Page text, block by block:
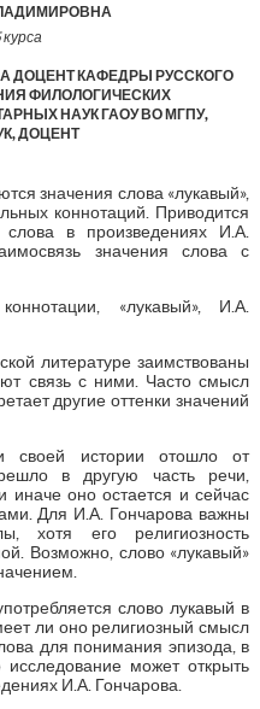
ДОЦЕНТ КАФЕДРЫ РУССКОГО
ФИЛОЛОГИЧЕСКИХ
НАУК ГАОУ ВО МГПУ,
ДОЦЕНТ
значения слова «лукавый»,
коннотаций. Приводится
слова в произведениях И.А.
значения слова с
«лукавый», И.А.
литературе заимствованы
связь с ними. Часто смысл
другие оттенки значений
своей истории отошло от
в другую часть речи,
иначе оно остается и сейчас
Для И.А. Гончарова важны
хотя его религиозность
Возможно, слово «лукавый»
слово лукавый в
ли оно религиозный смысл
для понимания эпизода, в
может открыть
И.А. Гончарова.